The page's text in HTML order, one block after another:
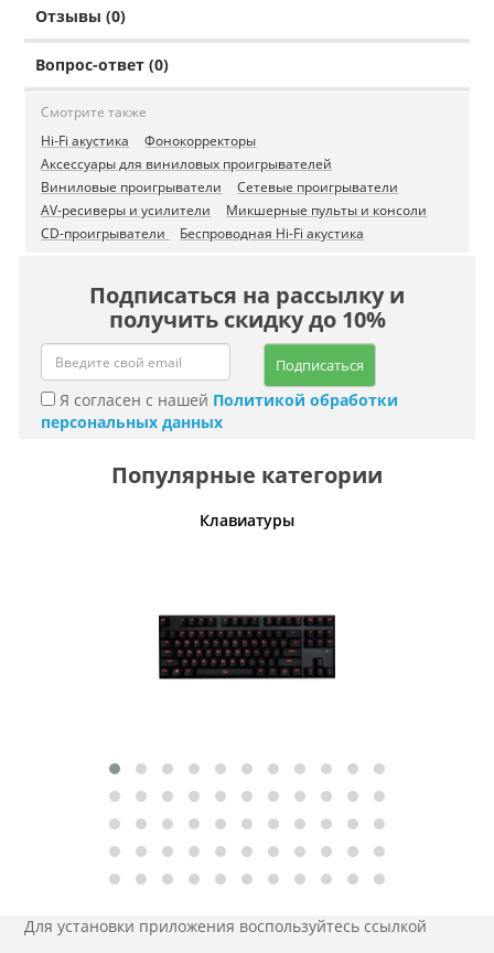
Отзывы (0)
Вопрос-ответ (0)
Смотрите также
Hi-Fi акустика
Фонокорректоры
Аксессуары для виниловых проигрывателей
Виниловые проигрыватели
Сетевые проигрыватели
AV-ресиверы и усилители
Микшерные пульты и консоли
CD-проигрыватели
Беспроводная Hi-Fi акустика
Подписаться на рассылку и
получить скидку до 10%
Подписаться
Я согласен с нашей Политикой обработки
персональных данных
Популярные категории
Клавиатуры
Для установки приложения воспользуйтесь ссылкой